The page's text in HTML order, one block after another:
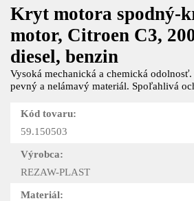
Kryt motora spodný-
motor, Citroen C3,
diesel, benzin
Vysoká mechanická a chemická
pevný a nelámavý materiál. Spoľahlivá
Kód tovaru:
59.150503
Výrobca:
REZAW-PLAST
Materiál: